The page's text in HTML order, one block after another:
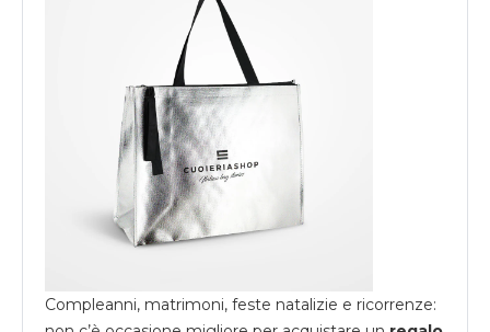
Compleanni, matrimoni, feste natalizie e ricorrenze: